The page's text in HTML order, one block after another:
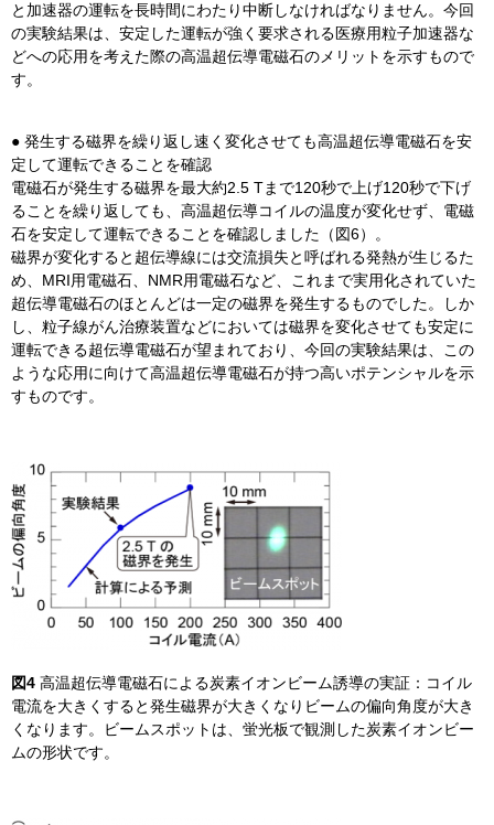
と加速器の運転を長時間にわたり中断しなければなりません。今回
の実験結果は、安定した運転が強く要求される医療用粒子加速器な
どへの応用を考えた際の高温超伝導電磁石のメリットを示すもので
す。
● 発生する磁界を繰り返し速く変化させても高温超伝導電磁石を安
定して運転できることを確認
電磁石が発生する磁界を最大約2.5 Tまで120秒で上げ120秒で下げ
ることを繰り返しても、高温超伝導コイルの温度が変化せず、電磁
石を安定して運転できることを確認しました（図6）。
磁界が変化すると超伝導線には交流損失と呼ばれる発熱が生じるた
め、MRI用電磁石、NMR用電磁石など、これまで実用化されていた
超伝導電磁石のほとんどは一定の磁界を発生するものでした。しか
し、粒子線がん治療装置などにおいては磁界を変化させても安定に
運転できる超伝導電磁石が望まれており、今回の実験結果は、この
ような応用に向けて高温超伝導電磁石が持つ高いポテンシャルを示
すものです。
図4 高温超伝導電磁石による炭素イオンビーム誘導の実証：コイル
電流を大きくすると発生磁界が大きくなりビームの偏向角度が大き
くなります。ビームスポットは、蛍光板で観測した炭素イオンビー
ムの形状です。